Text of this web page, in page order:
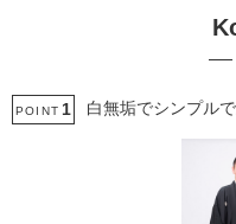
POINT 1 白無垢でシンプル